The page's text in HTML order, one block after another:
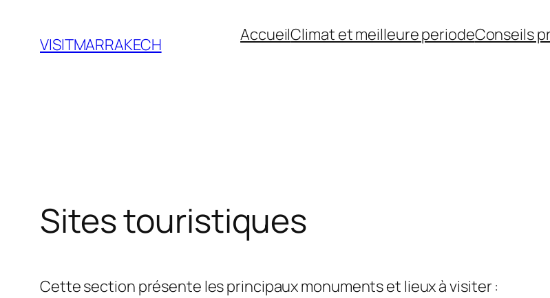
content
VISITMARRAKECH AccueilClimat et meilleure periodeConseils
Sites touristiques
Cette section présente les principaux monuments et lieux à visiter :